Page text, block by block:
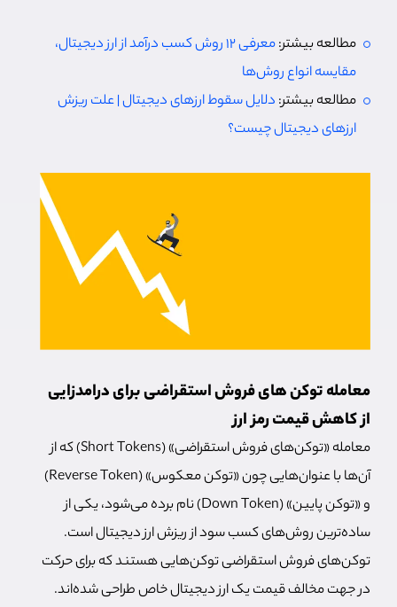
مطالعه بیشتر:
معرفی 12 روش‌ کسب درآمد از ارز دیجیتال،
مقایسه انواع روش‌ها
مطالعه بیشتر: دلایل سقوط ارزهای دیجیتال | علت ریزش
ارزهای دیجیتال چیست؟
معامله توکن های فروش استقراضی برای درامدزایی
از کاهش قیمت رمز ارز
معامله «توکن‌های فروش استقراضی» (Short Tokens) که از
آن‌ها با عنوان‌هایی چون «توکن معکوس» (Reverse Token)
و «توکن پایین» (Down Token) نام برده می‌شود، یکی از
ساده‌ترین روش‌های کسب سود از ریزش ارز دیجیتال است.
توکن‌های فروش استقراضی توکن‌هایی هستند که برای حرکت
در جهت مخالف قیمت یک ارز دیجیتال خاص طراحی شده‌اند.